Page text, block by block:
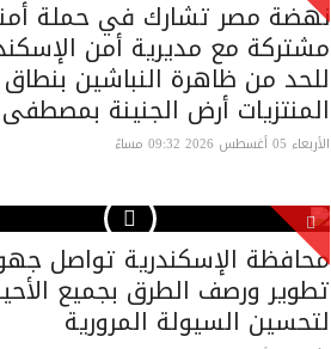
نهضة مصر تشارك في حملة
مشتركة مع مديرية أمن
للحد من ظاهرة النباشين بنطاق
المنتزيات أرض الجنينة
الأربعاء 05 أغسطس 2026 09:32 مساءً
محافظة الإسكندرية تواصل
تطوير ورصف الطرق بجميع
لتحسين السيولة المرورية